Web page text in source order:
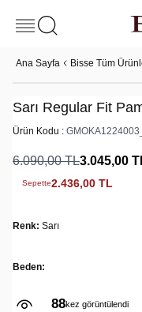
Ana Sayfa Bisse Tüm
Sarı Regular Fit
Ürün Kodu :
6.090,00TL3.045,00
Sepette2.436,00 TL
Renk: Sarı
Beden:
88kez görüntülendi